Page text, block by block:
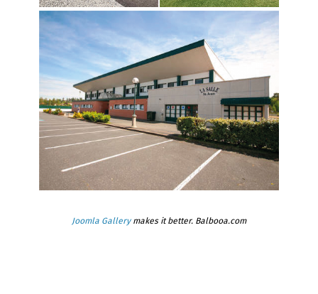
Joomla Gallerymakes it better. Balbooa.com